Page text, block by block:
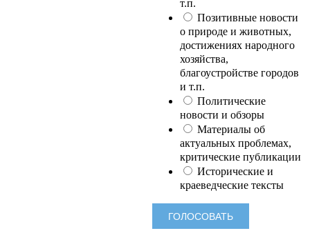
т.п.
Позитивные новости
о природе и животных,
достижениях народного
хозяйства,
благоустройстве городов
и т.п.
Политические
новости и обзоры
Материалы об
актуальных проблемах,
критические публикации
Исторические и
краеведческие тексты